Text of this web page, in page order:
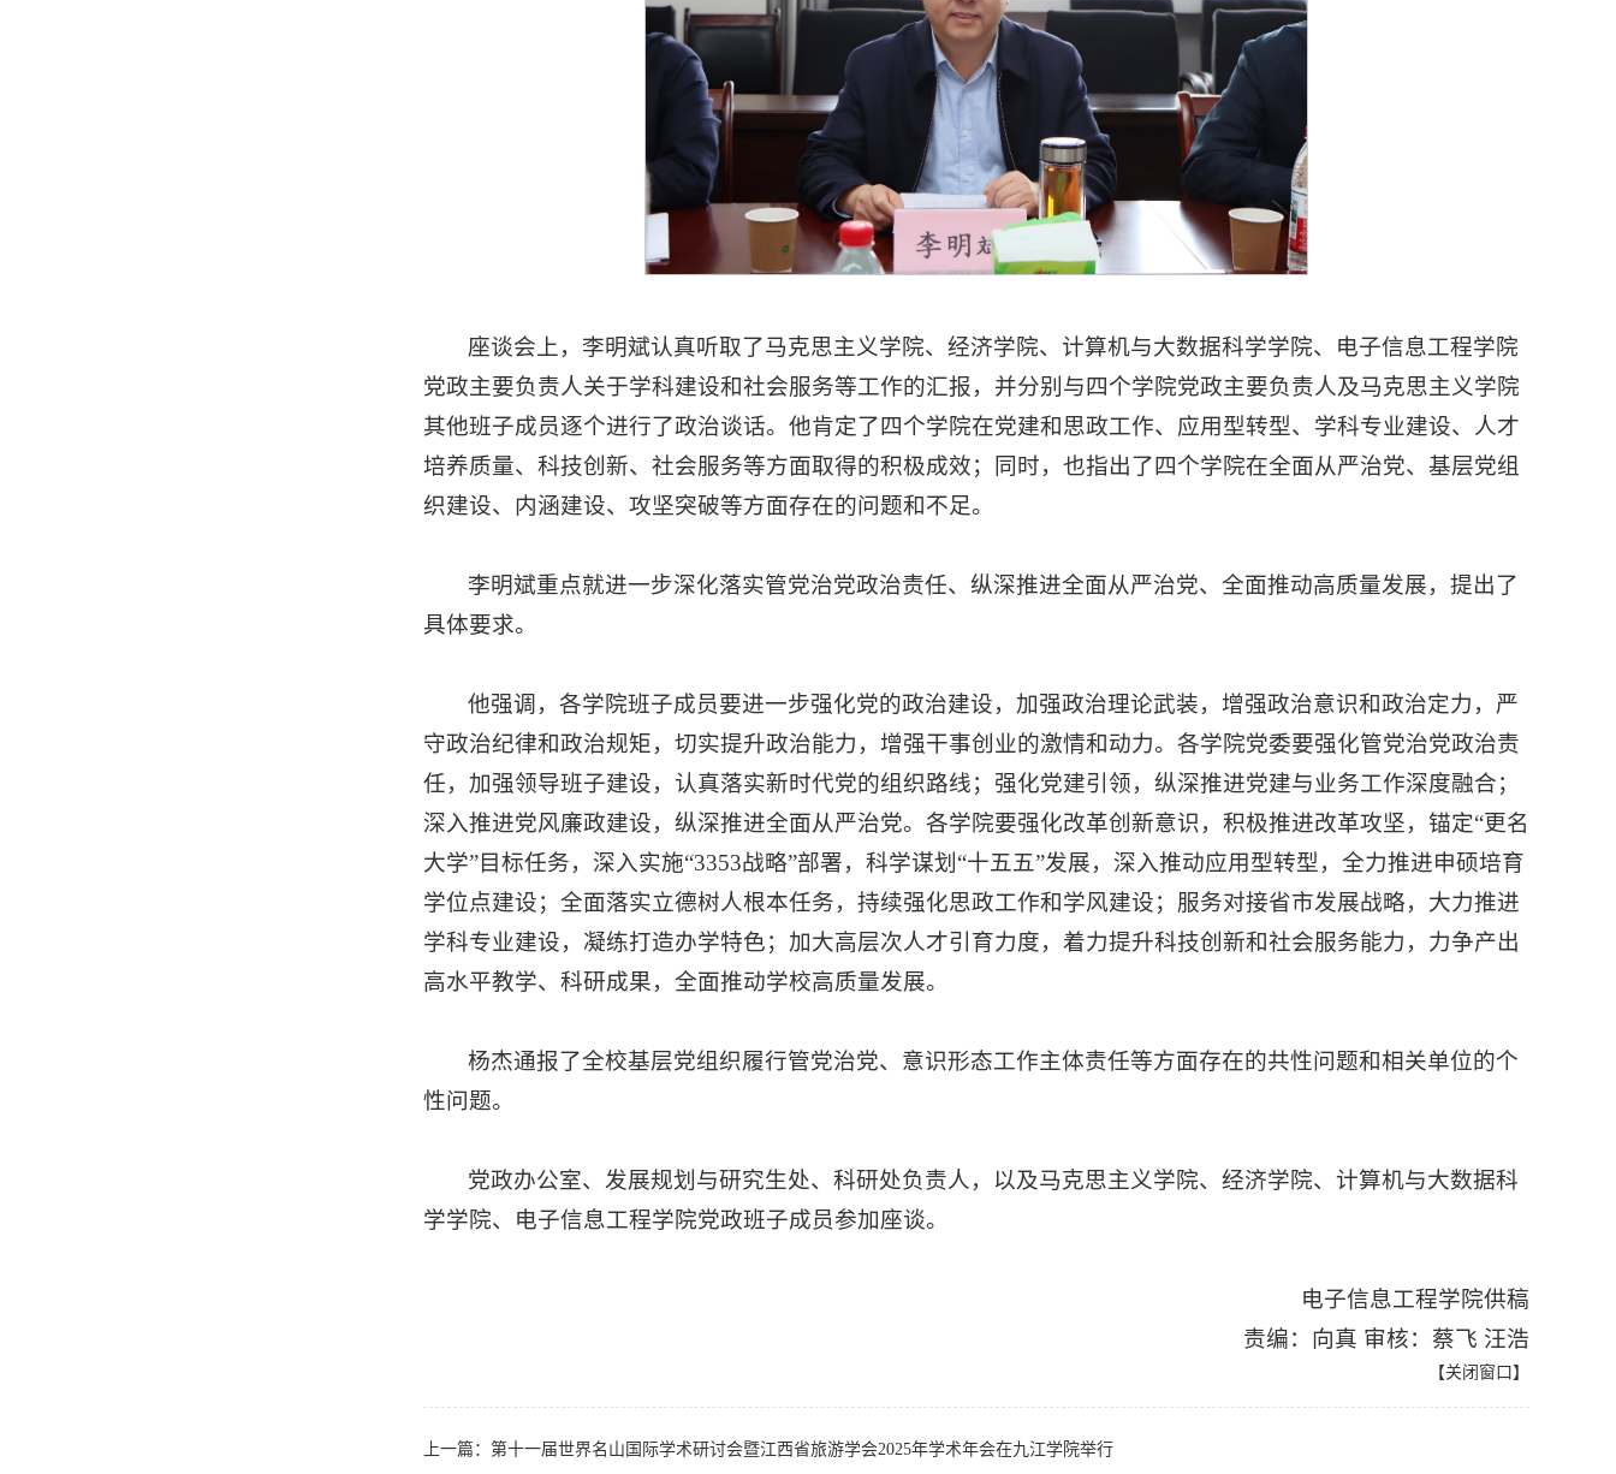
座谈会上，李明斌认真听取了马克思主义学院、经济学院、计算机与大数据科学学院、电子信息工程学院
党政主要负责人关于学科建设和社会服务等工作的汇报，并分别与四个学院党政主要负责人及马克思主义学院
其他班子成员逐个进行了政治谈话。他肯定了四个学院在党建和思政工作、应用型转型、学科专业建设、人才
培养质量、科技创新、社会服务等方面取得的积极成效；同时，也指出了四个学院在全面从严治党、基层党组
织建设、内涵建设、攻坚突破等方面存在的问题和不足。
李明斌重点就进一步深化落实管党治党政治责任、纵深推进全面从严治党、全面推动高质量发展，提出了
具体要求。
他强调，各学院班子成员要进一步强化党的政治建设，加强政治理论武装，增强政治意识和政治定力，严
守政治纪律和政治规矩，切实提升政治能力，增强干事创业的激情和动力。各学院党委要强化管党治党政治责
任，加强领导班子建设，认真落实新时代党的组织路线；强化党建引领，纵深推进党建与业务工作深度融合；
深入推进党风廉政建设，纵深推进全面从严治党。各学院要强化改革创新意识，积极推进改革攻坚，锚定“更名
大学”目标任务，深入实施“3353战略”部署，科学谋划“十五五”发展，深入推动应用型转型，全力推进申硕培育
学位点建设；全面落实立德树人根本任务，持续强化思政工作和学风建设；服务对接省市发展战略，大力推进
学科专业建设，凝练打造办学特色；加大高层次人才引育力度，着力提升科技创新和社会服务能力，力争产出
高水平教学、科研成果，全面推动学校高质量发展。
杨杰通报了全校基层党组织履行管党治党、意识形态工作主体责任等方面存在的共性问题和相关单位的个
性问题。
党政办公室、发展规划与研究生处、科研处负责人，以及马克思主义学院、经济学院、计算机与大数据科
学学院、电子信息工程学院党政班子成员参加座谈。
电子信息工程学院供稿
责编：向真 审核：蔡飞 汪浩
【关闭窗口 】
上一篇： 第十一届世界名山国际学术研讨会暨江西省旅游学会2025年学术年会在九江学院举行